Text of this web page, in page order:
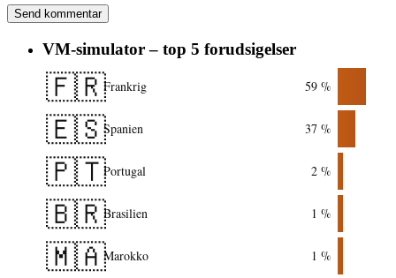
VM-simulator – top 5 forudsigelser
🇫🇷Frankrig 59 %
🇪🇸Spanien 37 %
🇵🇹Portugal 2 %
🇧🇷Brasilien 1 %
🇲🇦Marokko 1 %